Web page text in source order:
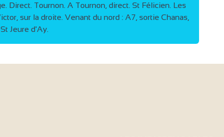
Direct. Tournon. A Tournon, direct. St Félicien. Les
sur la droite. Venant du nord : A7, sortie Chanas,
Jeure d'Ay.